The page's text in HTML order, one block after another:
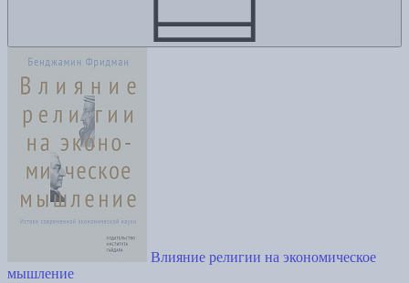
Влияние религии на экономическое
мышление